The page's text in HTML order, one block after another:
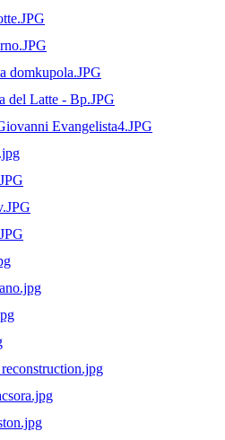
domkupola.JPG
del Latte - Bp.JPG
Evangelista4.JPG